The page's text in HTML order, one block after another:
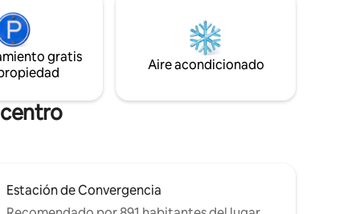
para practicar esquí o senderismo.
Independientemente de la aventura que
elijas, ¡te encantará pasar una noche
relajante en tu azotea privada con jacuzzi
gratis
Aire acondicionado
Estación de Convergencia